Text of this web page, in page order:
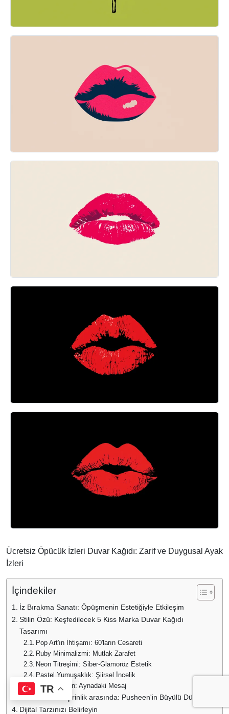
Ücretsiz Öpücük İzleri Duvar Kağıdı: Zarif ve Duygusal Ayak
İzleri
İçindekiler
İz Bırakma Sanatı: Öpüşmenin Estetiğiyle Etkileşim
Stilin Özü: Keşfedilecek 5 Kiss Marka Duvar Kağıdı
Tasarımı
Pop Art'ın İhtişamı: 60'ların Cesareti
Ruby Minimalizmi: Mutlak Zarafet
Neon Titreşimi: Siber-Glamoröz Estetik
Pastel Yumuşaklık: Şiirsel İncelik
Sinematik An: Aynadaki Mesaj
Göz alıcılık ve şirinlik arasında: Pusheen'in Büyülü Dünyası
Dijital Tarzınızı Belirleyin
TR